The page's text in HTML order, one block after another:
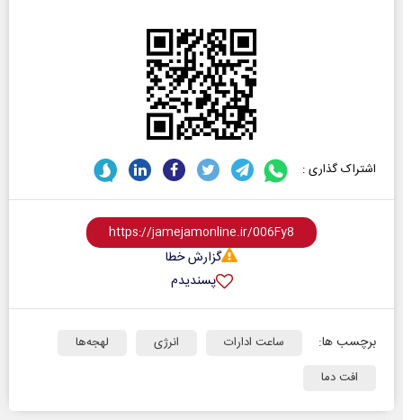
اشتراک گذاری :
گزارش خطا
پسندیدم
برچسب ها: ساعت ادارات انرژی‌
لهجه‌ها
افت دما